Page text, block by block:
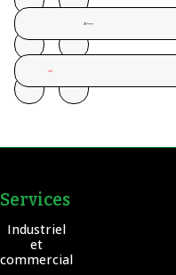
Services
Industriel
et
commercial